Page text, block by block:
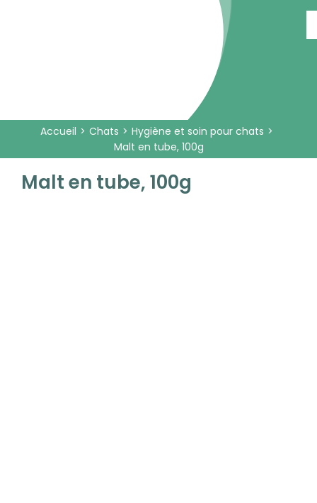
Accueil Chats
Hygiène et soin pour chats
Malt en tube, 100g
Malt en tube, 100g